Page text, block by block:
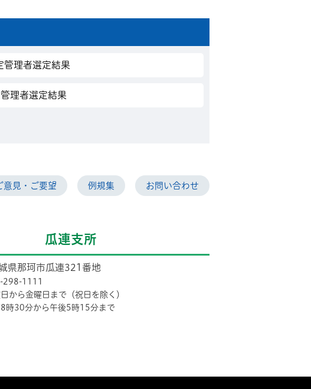
管理者選定結果
理者選定結果
意見・ご要望 例規集 お問い合わせ
瓜連支所
県那珂市瓜連321番地
298-1111
から金曜日まで（祝日を除く）
8時30分から午後5時15分まで